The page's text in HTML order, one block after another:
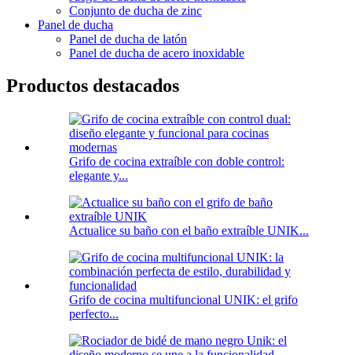
Conjunto de ducha de zinc
Panel de ducha
Panel de ducha de latón
Panel de ducha de acero inoxidable
Productos destacados
Grifo de cocina extraíble con doble control:
elegante y...
Actualice su baño con el baño extraíble UNIK...
Grifo de cocina multifuncional UNIK: el grifo
perfecto...